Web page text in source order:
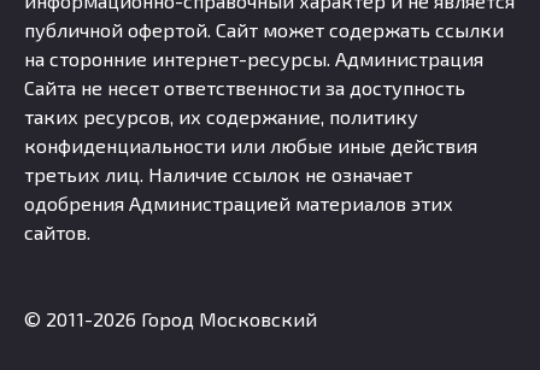
публичной офертой. Сайт может содержать ссылки
на сторонние интернет-ресурсы. Администрация
Сайта не несет ответственности за доступность
таких ресурсов, их содержание, политику
конфиденциальности или любые иные действия
третьих лиц. Наличие ссылок не означает
одобрения Администрацией материалов этих
сайтов.
© 2011-2026 Город Московский